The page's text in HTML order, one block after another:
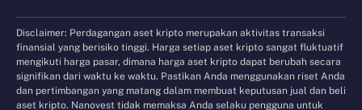
Disclaimer: Perdagangan aset kripto merupakan aktivitas transaksi
finansial yang berisiko tinggi. Harga setiap aset kripto sangat fluktuatif
mengikuti harga pasar, dimana harga aset kripto dapat berubah secara
signifikan dari waktu ke waktu. Pastikan Anda menggunakan riset Anda
dan pertimbangan yang matang dalam membuat keputusan jual dan beli
aset kripto. Nanovest tidak memaksa Anda selaku pengguna untuk